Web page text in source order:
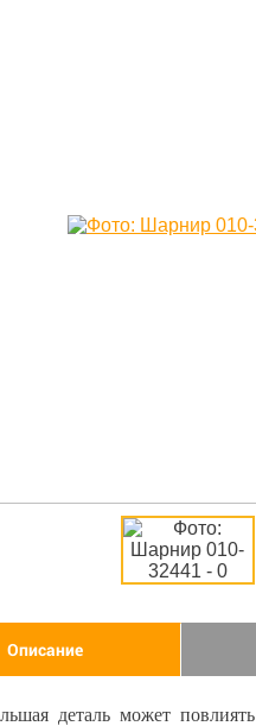
Описание
деталь может